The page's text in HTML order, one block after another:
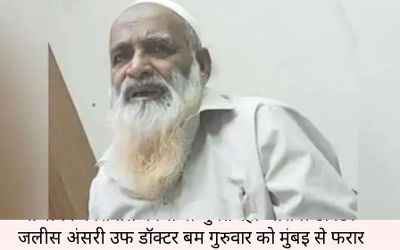
पैरोल पर बाहर चल रहा मुंबई बम
धमाकों का आरोपी 'डॉक्टर बम'
फरार!
भारत शर्मा Jan 17, 2020 11:42 am
1993 के मुंबई सीरियल बस धमाकों के आरोप में
आजीवन कारावास की सजा भुगत रहा आरोपी डॉक्टर
जलीस अंसरी उर्फ डॉक्टर बम गुरुवार को मुंबई से फरार